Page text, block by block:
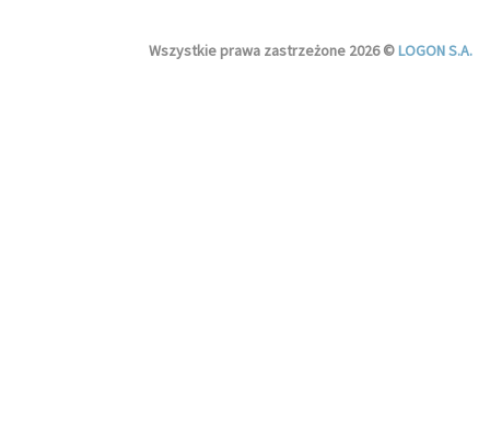
Wszystkie prawa zastrzeżone 2026 ©LOGON S.A.